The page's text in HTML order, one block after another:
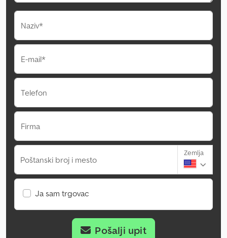
Naziv*
E-mail*
Telefon
Firma
Poštanski broj i mesto
Zemlja
Ja sam trgovac
Pošalji upit